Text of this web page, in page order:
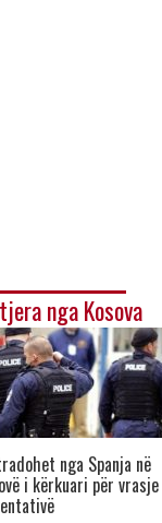
nga Kosova
nga Spanja në
i kërkuari për vrasje